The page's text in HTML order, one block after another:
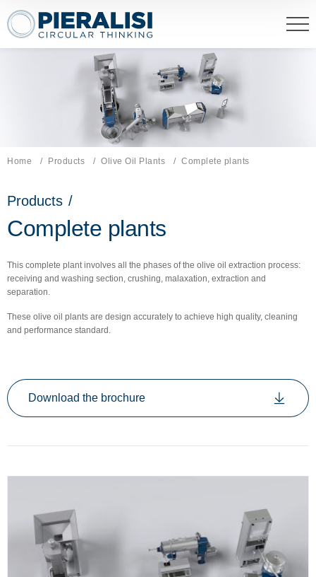
Pieralisi Maip Spa
Home Products Olive Oil Plants Current page:
Complete plants
Products /
Complete plants
This complete plant involves all the phases of the olive oil extraction process:
receiving and washing section, crushing, malaxation, extraction and
separation.
These olive oil plants are design accurately to achieve high quality, cleaning
and performance standard.
Download the brochure